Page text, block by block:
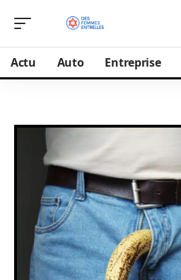
Actu Auto Entreprise